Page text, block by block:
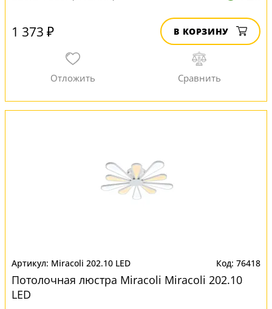
1 373 ₽ В КОРЗИНУ
Miracoli 202.10 LED 76418
Потолочная люстра Miracoli Miracoli 202.10
LED